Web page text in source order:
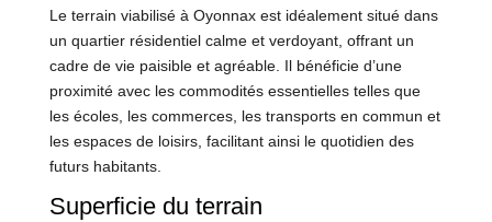
Le terrain viabilisé à Oyonnax est idéalement situé dans
un quartier résidentiel calme et verdoyant, offrant un
cadre de vie paisible et agréable. Il bénéficie d’une
proximité avec les commodités essentielles telles que
les écoles, les commerces, les transports en commun et
les espaces de loisirs, facilitant ainsi le quotidien des
futurs habitants.
Superficie du terrain